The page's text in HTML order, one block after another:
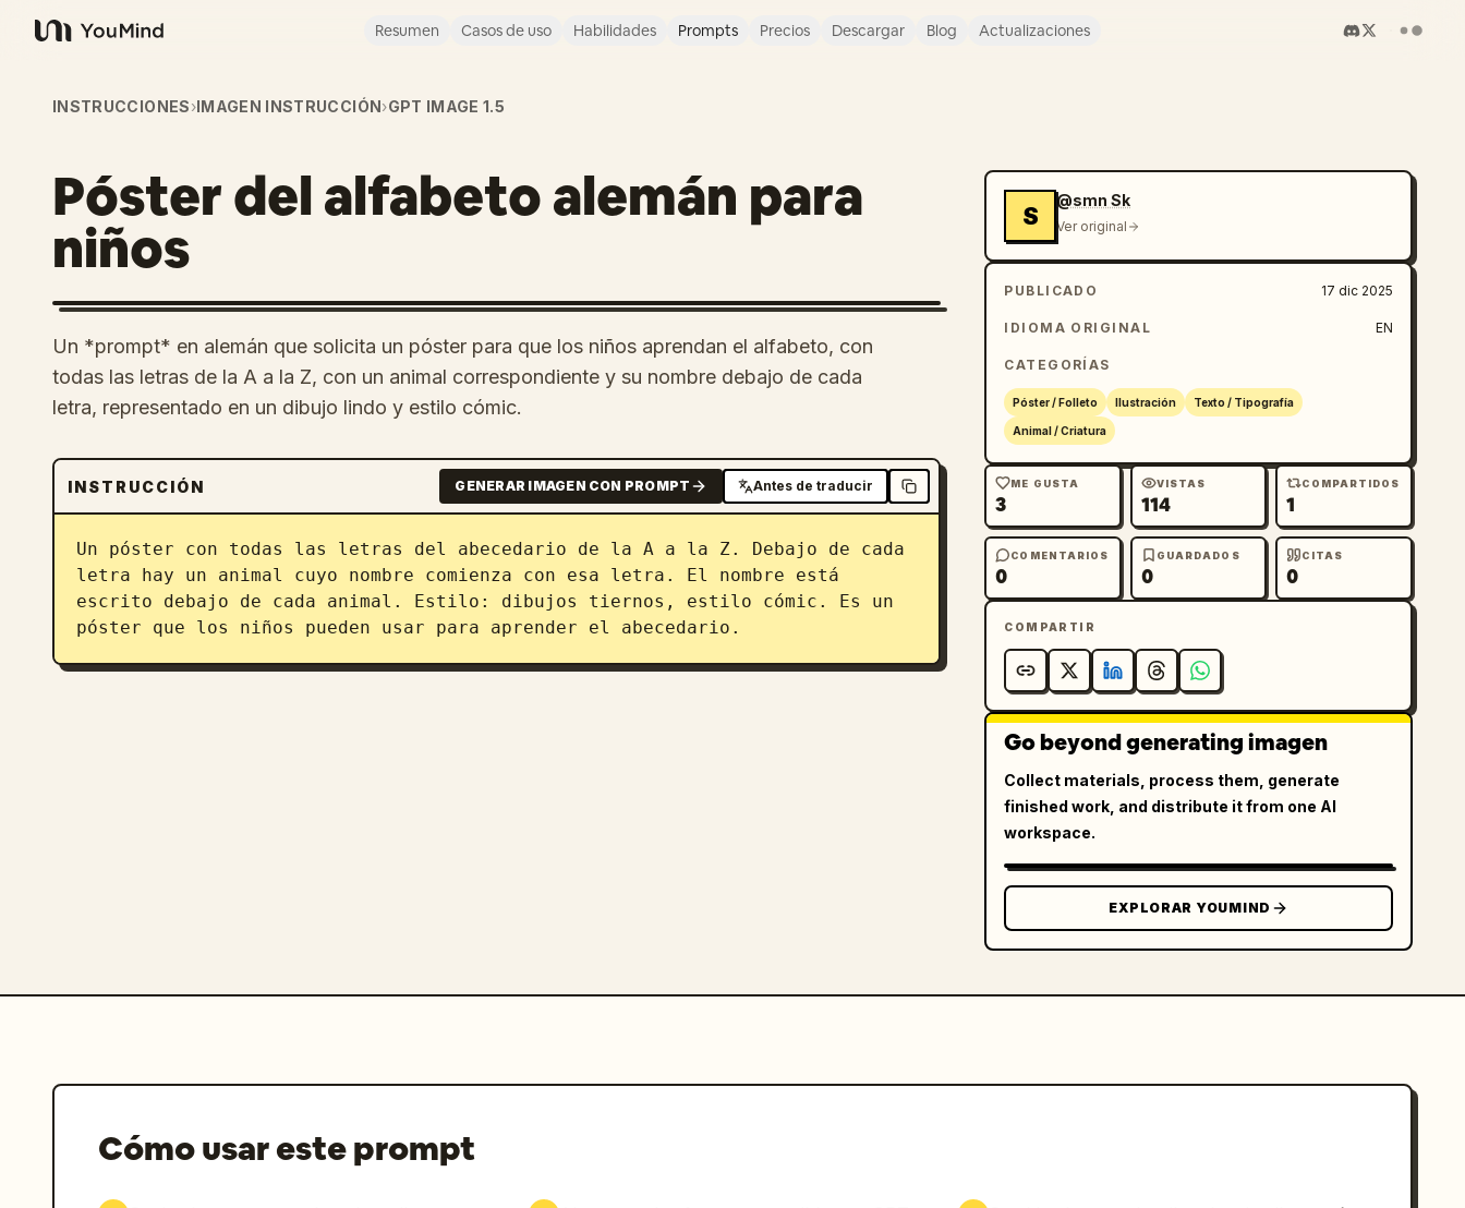
YouMind
Resumen Casos de uso Habilidades Prompts Precios Descargar Blog Actualizaciones
INSTRUCCIONES›IMAGEN INSTRUCCIÓN›GPT IMAGE 1.5
Póster del alfabeto alemán para
niños
Un *prompt* en alemán que solicita un póster para que los niños aprendan el alfabeto, con
todas las letras de la A a la Z, con un animal correspondiente y su nombre debajo de cada
letra, representado en un dibujo lindo y estilo cómic.
INSTRUCCIÓN GENERAR IMAGEN CON PROMPT Antes de traducir
Un póster con todas las letras del abecedario de la A a la Z. Debajo de cada
letra hay un animal cuyo nombre comienza con esa letra. El nombre está
escrito debajo de cada animal. Estilo: dibujos tiernos, estilo cómic. Es un
póster que los niños pueden usar para aprender el abecedario.
S
@smn Sk
Ver original
PUBLICADO 17 dic 2025
IDIOMA ORIGINAL EN
CATEGORÍAS
Póster / Folleto Ilustración Texto / Tipografía
Animal / Criatura
ME GUSTA
3
VISTAS
114
COMPARTIDOS
1
COMENTARIOS
0
GUARDADOS
0
CITAS
0
COMPARTIR
Go beyond generating imagen
Collect materials, process them, generate
finished work, and distribute it from one AI
workspace.
EXPLORAR YOUMIND
Cómo usar este prompt